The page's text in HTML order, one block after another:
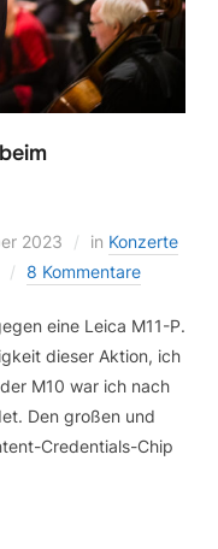
2023 in Konzerte
8 Kommentare
eine Leica M11-P.
dieser Aktion, ich
M10 war ich nach
Den großen und
Credentials-Chip